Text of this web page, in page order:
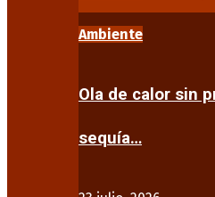
Ambiente
Ola de calor sin
sequía…